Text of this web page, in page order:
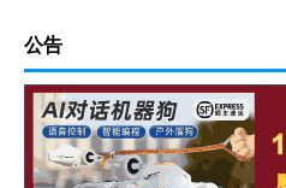
公告